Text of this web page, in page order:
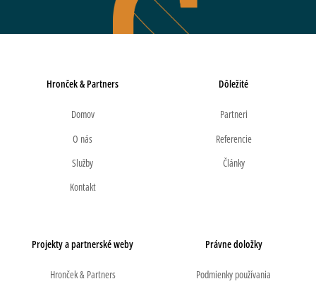
Hronček & Partners
Domov
O nás
Služby
Kontakt
Dôležité
Partneri
Referencie
Články
Projekty a partnerské weby
Hronček & Partners
Právne doložky
Podmienky používania